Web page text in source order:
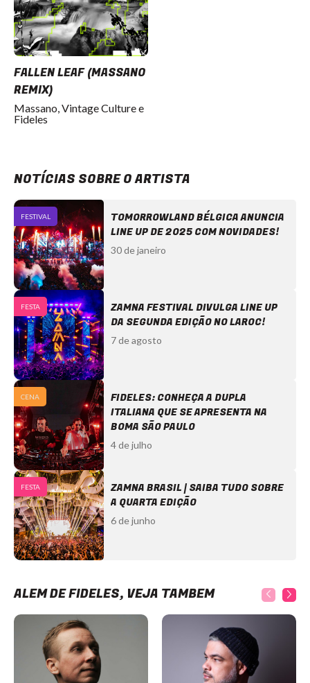
FALLEN LEAF (MASSANO
REMIX)
Massano, Vintage Culture e
Fideles
NOTÍCIAS SOBRE O ARTISTA
FESTIVAL
TOMORROWLAND BÉLGICA ANUNCIA
LINE UP DE 2025 COM NOVIDADES!
30 de janeiro
FESTA
ZAMNA FESTIVAL DIVULGA LINE UP
DA SEGUNDA EDIÇÃO NO LAROC!
7 de agosto
CENA
FIDELES: CONHEÇA A DUPLA
ITALIANA QUE SE APRESENTA NA
BOMA SÃO PAULO
4 de julho
FESTA
ZAMNA BRASIL | SAIBA TUDO SOBRE
A QUARTA EDIÇÃO
6 de junho
ALÉM DE FIDELES, VEJA TAMBÉM